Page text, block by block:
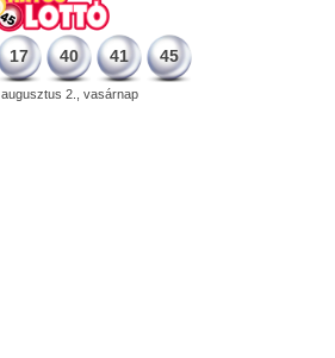
17 40 41 45
augusztus 2., vasárnap